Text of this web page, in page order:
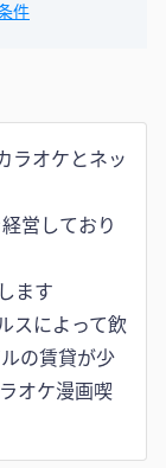
件
ラオケとネッ
営しており
ます
スによって飲
の賃貸が少
オケ漫画喫